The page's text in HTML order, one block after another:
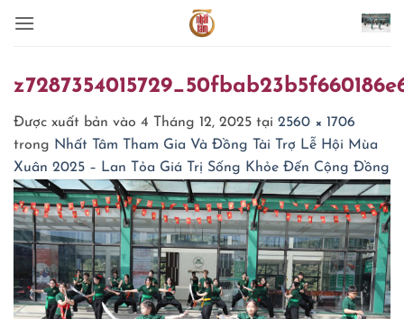
qua
dung
Được xuất bản vào 4 Tháng 12, 2025 tại 2560 × 1706
trong Nhất Tâm Tham Gia Và Đồng Tài Trợ Lễ Hội Mùa
Xuân 2025 – Lan Tỏa Giá Trị Sống Khỏe Đến Cộng Đồng